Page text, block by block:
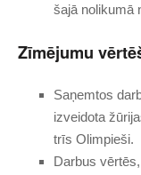
šajā nolikumā
Zīmējumu
Saņemtos
izveidota
trīs Olimpieši.
Darbus